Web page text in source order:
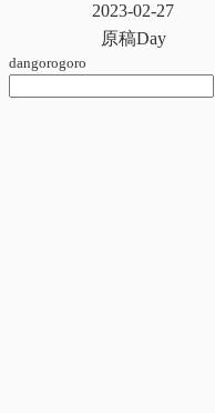
2023-02-27
原稿Day
dangorogoro